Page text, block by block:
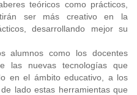
teóricos como prácticos,
ser más creativo en la
desarrollando mejor su
alumnos como los docentes
las nuevas tecnologías que
en el ámbito educativo, a los
lado estas herramientas que